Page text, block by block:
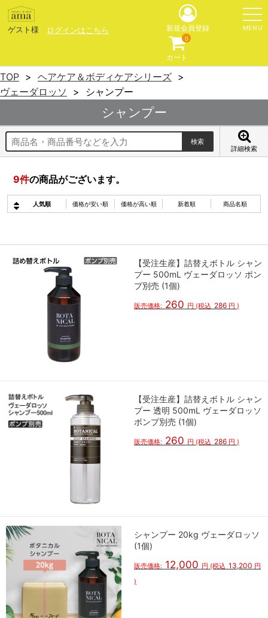
ゲスト様 ログインはこちら MENU
新規会員登録
カート
0
TOP
ヘアケア＆ボディケアシリーズ
ヴェーダロッソ
シャンプー
シャンプー
詳細検索
9件の商品がございます。
人気順 価格が安い順 価格が高い順 新着順 商品名順
【受注生産】詰替えボトル シャン
プー 500mL ヴェーダロッソ ポン
プ別売 (1個)
販売価格: 260 円 (税込 286 円 )
【受注生産】詰替えボトル シャン
プー 透明 500mL ヴェーダロッソ
ポンプ別売 (1個)
販売価格: 260 円 (税込 286 円 )
シャンプー 20kg ヴェーダロッソ
(1個)
販売価格: 12,000 円 (税込 13,200 円
)